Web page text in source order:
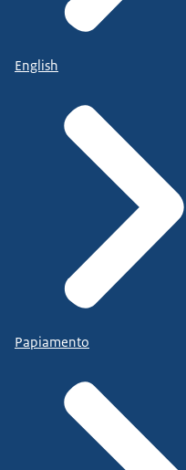
English
Papiamento